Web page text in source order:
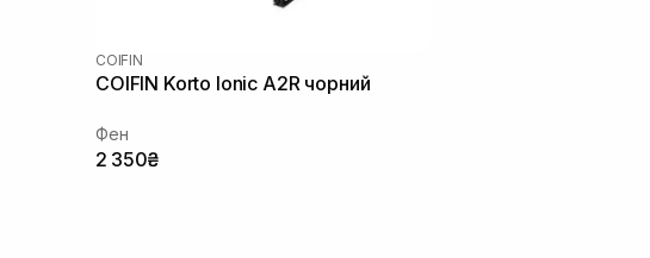
COIFIN
COIFIN Korto Ionic A2R чорний
Фен
2 350₴